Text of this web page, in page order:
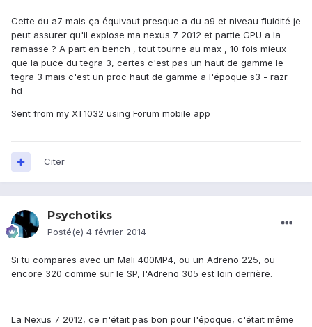
Cette du a7 mais ça équivaut presque a du a9 et niveau fluidité je
peut assurer qu'il explose ma nexus 7 2012 et partie GPU a la
ramasse ? A part en bench , tout tourne au max , 10 fois mieux
que la puce du tegra 3, certes c'est pas un haut de gamme le
tegra 3 mais c'est un proc haut de gamme a l'époque s3 - razr
hd
Sent from my XT1032 using Forum mobile app
Citer
Psychotiks
Posté(e) 4 février 2014
Si tu compares avec un Mali 400MP4, ou un Adreno 225, ou
encore 320 comme sur le SP, l'Adreno 305 est loin derrière.
La Nexus 7 2012, ce n'était pas bon pour l'époque, c'était même